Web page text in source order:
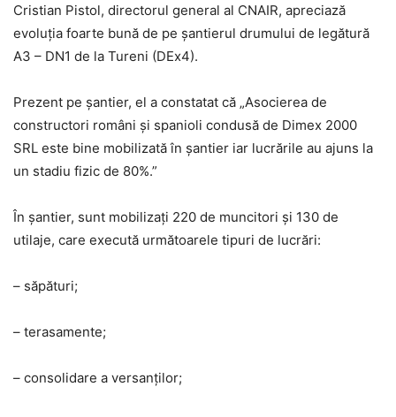
Cristian Pistol, directorul general al CNAIR, apreciază
evoluția foarte bună de pe șantierul drumului de legătură
A3 – DN1 de la Tureni (DEx4).
Prezent pe șantier, el a constatat că „Asocierea de
constructori români și spanioli condusă de Dimex 2000
SRL este bine mobilizată în șantier iar lucrările au ajuns la
un stadiu fizic de 80%.”
În șantier, sunt mobilizați 220 de muncitori și 130 de
utilaje, care execută următoarele tipuri de lucrări:
– săpături;
– terasamente;
– consolidare a versanților;